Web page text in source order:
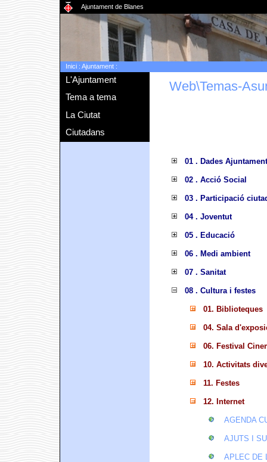
Ajuntament de Blanes
Inici: Ajuntament:
L'Ajuntament
Tema a tema
La Ciutat
Ciutadans
Web\Temas-
01 . Dades Ajuntament
02 . Acció Social
03 . Participació
04 . Joventut
05 . Educació
06 . Medi ambient
07 . Sanitat
08 . Cultura i festes
01. Biblioteques
04. Sala
06. Festival
10. Activitats
11. Festes
12. Internet
AGENDA
AJUTS I
APLEC DE